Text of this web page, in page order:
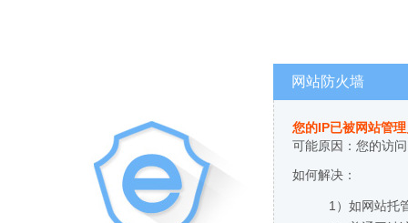
网站防火墙
您的IP已被网站管
可能原因：您的访
如何解决：
1）如网站托